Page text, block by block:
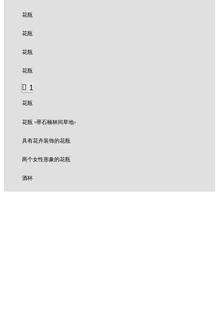
花瓶
花瓶
花瓶
花瓶
1
花瓶
花瓶 «帚石楠林间草地»
具有花卉装饰的花瓶
两个女性形象的花瓶
酒杯